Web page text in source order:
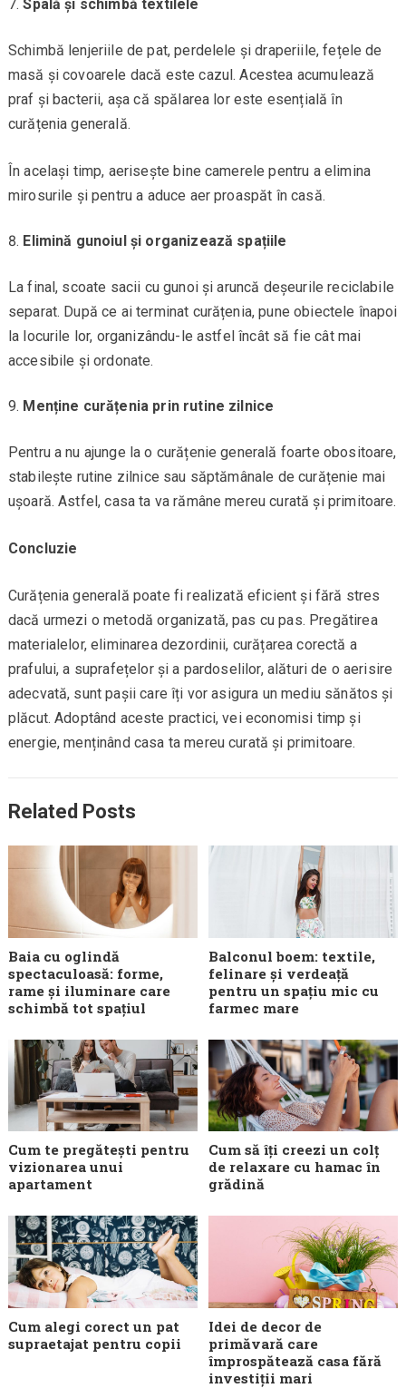
Spală și schimbă textilele
Schimbă lenjeriile de pat, perdelele și draperiile, fețele de
masă și covoarele dacă este cazul. Acestea acumulează
praf și bacterii, așa că spălarea lor este esențială în
curățenia generală.
În același timp, aerisește bine camerele pentru a elimina
mirosurile și pentru a aduce aer proaspăt în casă.
Elimină gunoiul și organizează spațiile
La final, scoate sacii cu gunoi și aruncă deșeurile reciclabile
separat. După ce ai terminat curățenia, pune obiectele înapoi
la locurile lor, organizându-le astfel încât să fie cât mai
accesibile și ordonate.
Menține curățenia prin rutine zilnice
Pentru a nu ajunge la o curățenie generală foarte obositoare,
stabilește rutine zilnice sau săptămânale de curățenie mai
ușoară. Astfel, casa ta va rămâne mereu curată și primitoare.
Concluzie
Curățenia generală poate fi realizată eficient și fără stres
dacă urmezi o metodă organizată, pas cu pas. Pregătirea
materialelor, eliminarea dezordinii, curățarea corectă a
prafului, a suprafețelor și a pardoselilor, alături de o aerisire
adecvată, sunt pașii care îți vor asigura un mediu sănătos și
plăcut. Adoptând aceste practici, vei economisi timp și
energie, menținând casa ta mereu curată și primitoare.
Related Posts
Baia cu oglindă
spectaculoasă: forme,
rame și iluminare care
schimbă tot spațiul
Balconul boem: textile,
felinare și verdeață
pentru un spațiu mic cu
farmec mare
Cum te pregătești pentru
vizionarea unui
apartament
Cum să îți creezi un colț
de relaxare cu hamac în
grădină
Cum alegi corect un pat
supraetajat pentru copii
Idei de decor de
primăvară care
împrospătează casa fără
investiții mari